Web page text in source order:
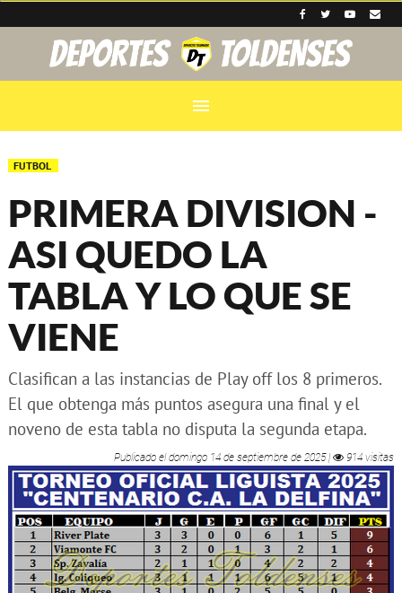
menu
FUTBOL
PRIMERA DIVISION -
ASI QUEDO LA
TABLA Y LO QUE SE
VIENE
Clasifican a las instancias de Play off los 8 primeros.
El que obtenga más puntos asegura una final y el
noveno de esta tabla no disputa la segunda etapa.
Publicado eldomingo 14 de septiembre de 2025| 914 visitas